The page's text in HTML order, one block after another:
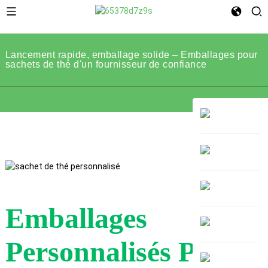
Lancement rapide, emballage solide – Emballages pour
sachets de thé d'un fournisseur de confiance
Emballages
Personnalisés Pour